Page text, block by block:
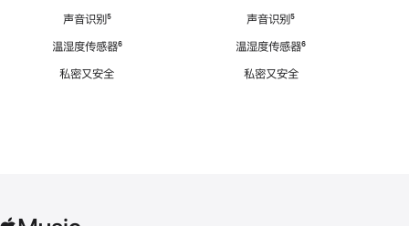
声音识别脚
⁵
温湿度传感器脚
⁶
私密又安全
声音识别脚
⁵
温湿度传感器脚
⁶
私密又安全